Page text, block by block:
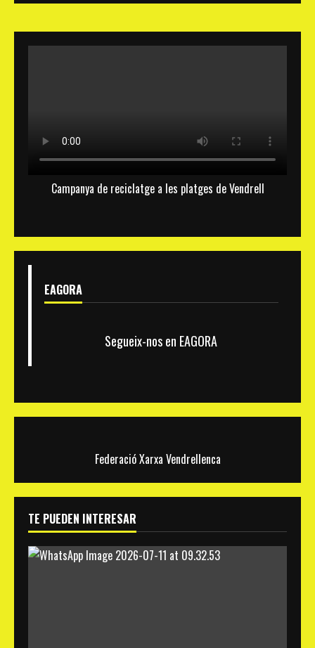
Campanya de reciclatge a les platges de Vendrell
EAGORA
Segueix-nos en EAGORA
Federació Xarxa Vendrellenca
TE PUEDEN INTERESAR